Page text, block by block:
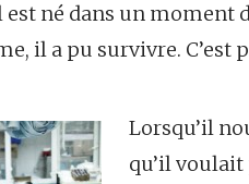
né dans un moment
il a pu survivre. C’est
Lorsqu’il
qu’il